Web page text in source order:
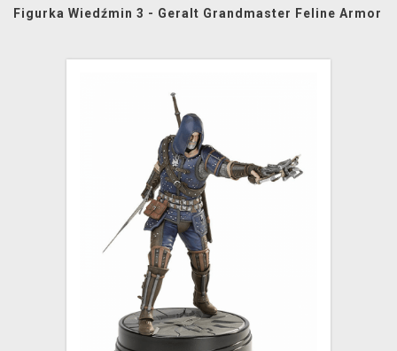
SOUNDTRACKI
Figurka Wiedźmin 3 - Geralt Grandmaster Feline Armor